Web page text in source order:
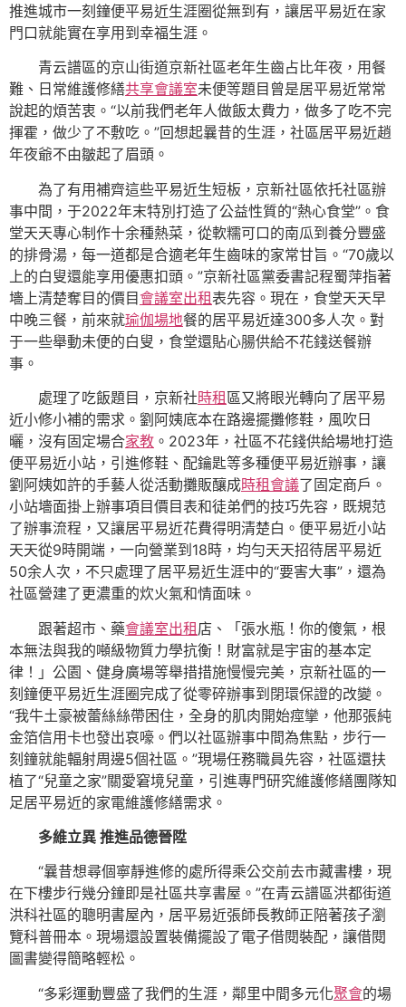
推進城市一刻鐘便平易近生涯圈從無到有，讓居平易近在家
門口就能實在享用到幸福生涯。
青云譜區的京山街道京新社區老年生齒占比年夜，用餐
難、日常維護修繕共享會議室未便等題目曾是居平易近常常
說起的煩苦衷。“以前我們老年人做飯太費力，做多了吃不完
揮霍，做少了不敷吃。”回想起曩昔的生涯，社區居平易近趙
年夜爺不由皺起了眉頭。
為了有用補齊這些平易近生短板，京新社區依托社區辦
事中間，于2022年末特別打造了公益性質的“熱心食堂”。食
堂天天專心制作十余種熱菜，從軟糯可口的南瓜到養分豐盛
的排骨湯，每一道都是合適老年生齒味的家常甘旨。“70歲以
上的白叟還能享用優惠扣頭。”京新社區黨委書記程蜀萍指著
墻上清楚奪目的價目會議室出租表先容。現在，食堂天天早
中晚三餐，前來就瑜伽場地餐的居平易近達300多人次。對
于一些舉動未便的白叟，食堂還貼心腸供給不花錢送餐辦
事。
處理了吃飯題目，京新社時租 區又將眼光轉向了居平易
近小修小補的需求。劉阿姨底本在路邊擺攤修鞋，風吹日
曬，沒有固定場合家教 。2023年，社區不花錢供給場地打造
便平易近小站，引進修鞋、配鑰匙等多種便平易近辦事，讓
劉阿姨如許的手藝人從活動攤販釀成時租會議了固定商戶。
小站墻面掛上辦事項目價目表和徒弟們的技巧先容，既規范
了辦事流程，又讓居平易近花費得明清楚白。便平易近小站
天天從9時開端，一向營業到18時，均勻天天招待居平易近
50余人次，不只處理了居平易近生涯中的“要害大事”，還為
社區營建了更濃重的炊火氣和情面味。
跟著超市、藥會議室出租店、「張水瓶！你的傻氣，根
本無法與我的噸級物質力學抗衡！財富就是宇宙的基本定
律！」公園、健身廣場等舉措措施慢慢完美，京新社區的一
刻鐘便平易近生涯圈完成了從零碎辦事到閉環保證的改變。
“我牛土豪被蕾絲絲帶困住，全身的肌肉開始痙攣，他那張純
金箔信用卡也發出哀嚎。們以社區辦事中間為焦點，步行一
刻鐘就能輻射周邊5個社區。”現場任務職員先容，社區還扶
植了“兒童之家”關愛窘境兒童，引進專門研究維護修繕團隊知
足居平易近的家電維護修繕需求。
多維立異 推進品德晉陞
“曩昔想尋個寧靜進修的處所得乘公交前去市藏書樓，現
在下樓步行幾分鐘即是社區共享書屋。”在青云譜區洪都街道
洪科社區的聰明書屋內，居平易近張師長教師正陪著孩子瀏
覽科普冊本。現場還設置裝備擺設了電子借閱裝配，讓借閱
圖書變得簡略輕松。
“多彩運動豐盛了我們的生涯，鄰里中間多元化聚會的場